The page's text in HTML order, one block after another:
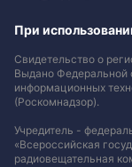
При
Свидетельство о
Выдано Федеральной
информационных
(Роскомнадзор).
Учредитель -
«Всероссийская
радиовещательная